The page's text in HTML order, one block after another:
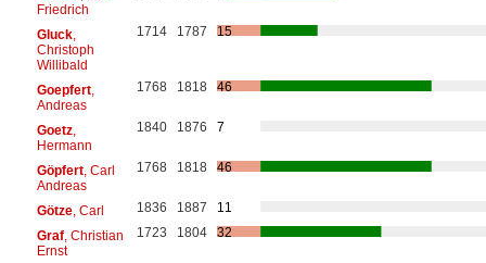
Friedrich
Gluck,
Christoph
Willibald
1714 1787 15
Goepfert,
Andreas
1768 1818 46
Goetz,
Hermann
1840 1876 7
Göpfert, Carl
Andreas
1768 1818 46
Götze, Carl 1836 1887
11
Graf, Christian
Ernst
1723 1804 32